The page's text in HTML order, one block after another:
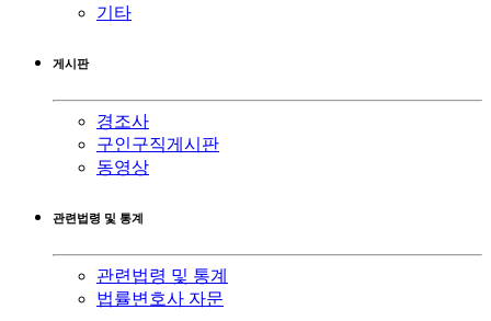
기타
게시판
경조사
구인구직게시판
동영상
관련법령 및 통계
관련법령 및 통계
법률변호사 자문